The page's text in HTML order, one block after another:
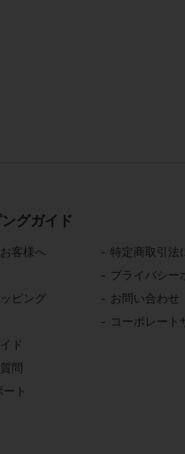
グガイド
客様へ
ピング
ド
問
ト
特定商取引法
プライバシー
お問い合わせ
コーポレート